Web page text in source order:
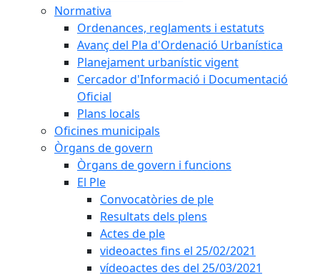
Normativa
Ordenances, reglaments i estatuts
Avanç del Pla d'Ordenació Urbanística
Planejament urbanístic vigent
Cercador d'Informació i Documentació
Oficial
Plans locals
Oficines municipals
Òrgans de govern
Òrgans de govern i funcions
El Ple
Convocatòries de ple
Resultats dels plens
Actes de ple
videoactes fins el 25/02/2021
vídeoactes des del 25/03/2021